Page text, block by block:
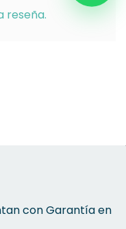
reseña.
con Garantía en